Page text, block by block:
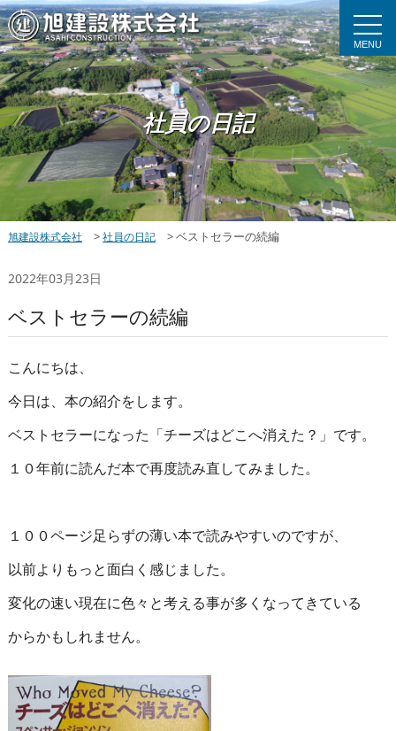
MENU
社員の日記
旭建設株式会社 > 社員の日記 >ベストセラーの続編
2022年03月23日
ベストセラーの続編
こんにちは、
今日は、本の紹介をします。
ベストセラーになった「チーズはどこへ消えた？」です。
１０年前に読んだ本で再度読み直してみました。
１００ページ足らずの薄い本で読みやすいのですが、
以前よりもっと面白く感じました。
変化の速い現在に色々と考える事が多くなってきている
からかもしれません。